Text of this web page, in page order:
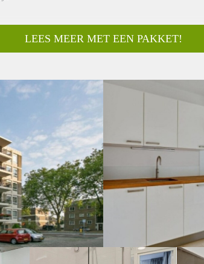
van de Eigenaar
van de Eigenaar
LEES MEER MET EEN PAKKET!